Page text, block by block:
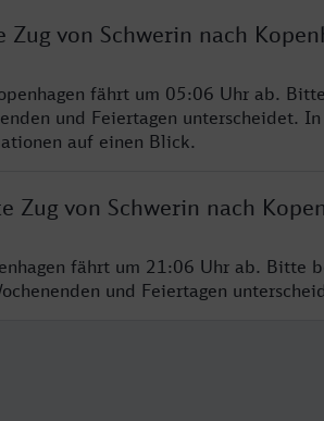
von Schwerin nach
fährt um 05:06 Uhr ab.
und Feiertagen unterscheidet.
auf einen Blick.
von Schwerin nach
fährt um 21:06 Uhr ab. Bitte
und Feiertagen